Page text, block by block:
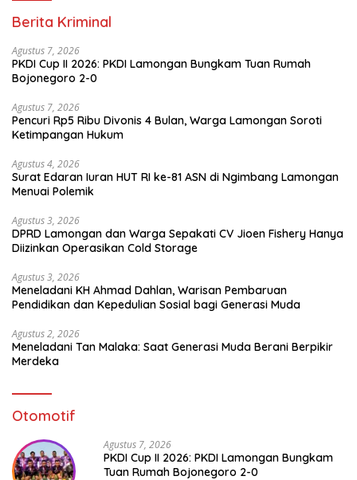
Berita Kriminal
Agustus 7, 2026
PKDI Cup II 2026: PKDI Lamongan Bungkam Tuan Rumah
Bojonegoro 2-0
Agustus 7, 2026
Pencuri Rp5 Ribu Divonis 4 Bulan, Warga Lamongan Soroti
Ketimpangan Hukum
Agustus 4, 2026
Surat Edaran Iuran HUT RI ke-81 ASN di Ngimbang Lamongan
Menuai Polemik
Agustus 3, 2026
DPRD Lamongan dan Warga Sepakati CV Jioen Fishery Hanya
Diizinkan Operasikan Cold Storage
Agustus 3, 2026
Meneladani KH Ahmad Dahlan, Warisan Pembaruan
Pendidikan dan Kepedulian Sosial bagi Generasi Muda
Agustus 2, 2026
Meneladani Tan Malaka: Saat Generasi Muda Berani Berpikir
Merdeka
Otomotif
Agustus 7, 2026
PKDI Cup II 2026: PKDI Lamongan Bungkam
Tuan Rumah Bojonegoro 2-0